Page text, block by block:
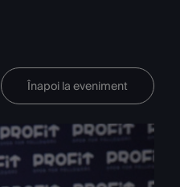
Înapoi la eveniment